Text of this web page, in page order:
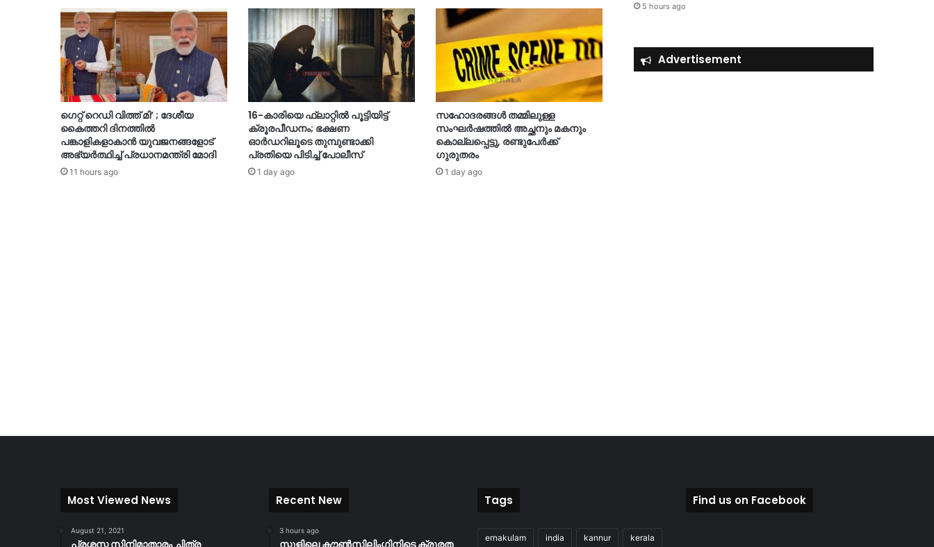
ഗെറ്റ് റെഡി വിത്ത് മി’ ; ദേശീയ
കൈത്തറി ദിനത്തിൽ
പങ്കാളികളാകാൻ യുവജനങ്ങളോട്
അഭ്യർത്ഥിച്ച് പ്രധാനമന്ത്രി മോദി
11 hours ago
16-കാരിയെ ഫ്ലാറ്റിൽ പൂട്ടിയിട്ട്
ക്രൂരപീഡനം; ഭക്ഷണ
ഓർഡറിലൂടെ തുമ്പുണ്ടാക്കി
പ്രതിയെ പിടിച്ച് പോലീസ്
1 day ago
സഹോദരങ്ങൾ തമ്മിലുള്ള
സംഘർഷത്തിൽ അച്ഛനും മകനും
കൊല്ലപ്പെട്ടു, രണ്ടുപേർക്ക്
ഗുരുതരം
1 day ago
5 hours ago
Advertisement
Most Viewed News
August 21, 2021
Recent New
3 hours ago
Tags
ernakulam india kannur kerala
Find us on Facebook